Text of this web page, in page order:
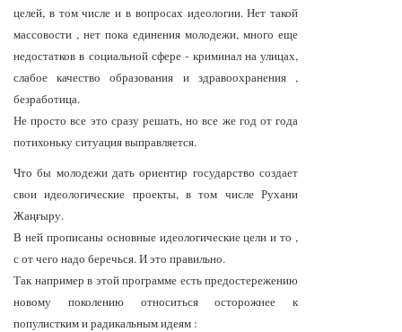
целей, в том числе и в вопросах идеологии. Нет такой
массовости , нет пока единения молодежи, много еще
недостатков в социальной сфере - криминал на улицах,
слабое качество образования и здравоохранения ,
безработица.
Не просто все это сразу решать, но все же год от года
потихоньку ситуация выправляется.
Что бы молодежи дать ориентир государство создает
свои идеологические проекты, в том числе Рухани
Жаңғыру.
В ней прописаны основные идеологические цели и то ,
с от чего надо беречься. И это правильно.
Так например в этой программе есть предостережению
новому поколению относиться осторожнее к
популистким и радикальным идеям :